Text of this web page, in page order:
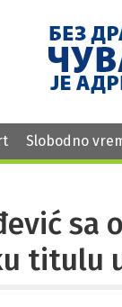
Slobodno
sa
titulu